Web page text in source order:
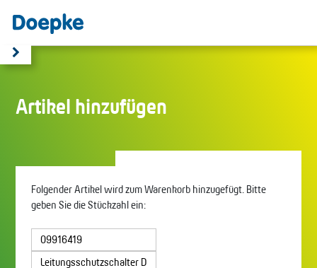
Artikel hinzufügen
Folgender Artikel wird zum Warenkorb hinzugefügt. Bitte
geben Sie die Stückzahl ein: